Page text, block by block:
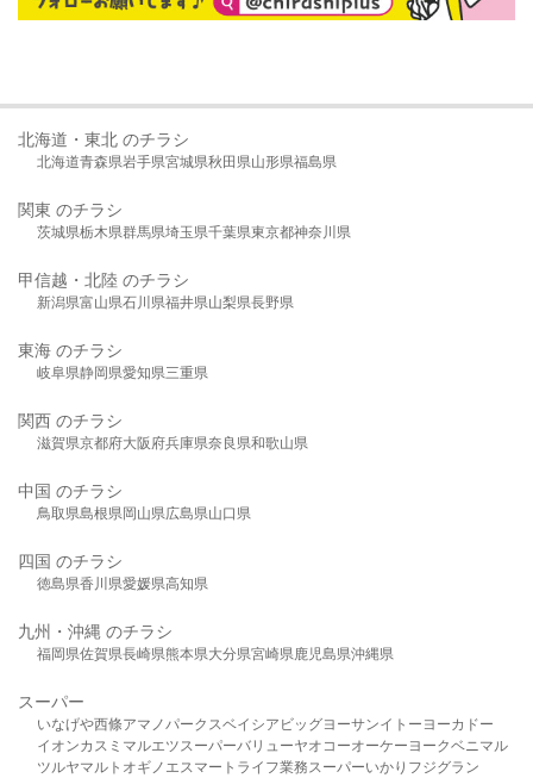
北海道・東北 のチラシ
北海道青森県岩手県宮城県秋田県山形県福島県
関東 のチラシ
茨城県栃木県群馬県埼玉県千葉県東京都神奈川県
甲信越・北陸 のチラシ
新潟県富山県石川県福井県山梨県長野県
東海 のチラシ
岐阜県静岡県愛知県三重県
関西 のチラシ
滋賀県京都府大阪府兵庫県奈良県和歌山県
中国 のチラシ
鳥取県島根県岡山県広島県山口県
四国 のチラシ
徳島県香川県愛媛県高知県
九州・沖縄 のチラシ
福岡県佐賀県長崎県熊本県大分県宮崎県鹿児島県沖縄県
スーパー
いなげや西條アマノパークスベイシア ビッグヨーサンイトーヨーカドー
イオンカスミ マルエツスーパーバリューヤオコーオーケー ヨークベニマル
ツルヤマルト オギノ エスマート ライフ業務スーパーいかり フジグラン